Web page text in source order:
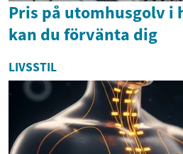
Pris på utomhusgolv i
kan du förvänta dig
LIVSSTIL